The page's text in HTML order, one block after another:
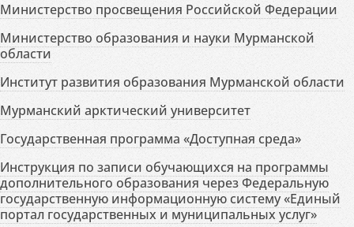
Министерство просвещения Российской Федерации
Министерство образования и науки Мурманской
области
Институт развития образования Мурманской области
Мурманский арктический университет
Государственная программа «Доступная среда»
Инструкция по записи обучающихся на программы
дополнительного образования через Федеральную
государственную информационную систему «Единый
портал государственных и муниципальных услуг»